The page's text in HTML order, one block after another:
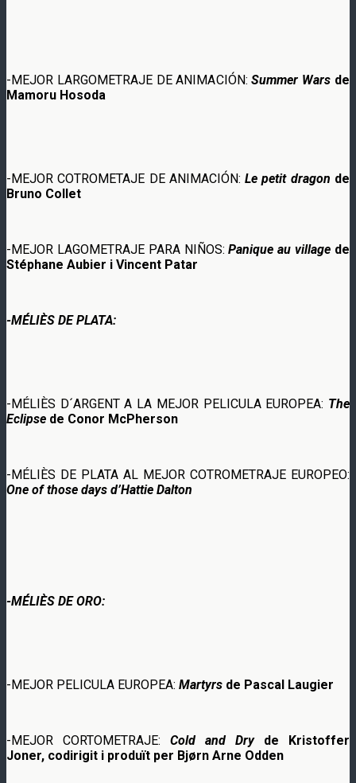
-MEJOR LARGOMETRAJE DE ANIMACIÓN:Summer Wars de
Mamoru Hosoda
-MEJOR COTROMETAJE DE ANIMACIÓN:Le petit dragon de
Bruno Collet
-MEJOR LAGOMETRAJE PARA NIÑOS:Panique au village de
Stéphane Aubier i Vincent Patar
-MÉLIÈS DE PLATA:
-MÉLIÈS D´ARGENT A LA MEJOR PELICULA EUROPEA: The
Eclipse de Conor McPherson
-MÉLIÈS DE PLATA AL MEJOR COTROMETRAJE EUROPEO:
One of those days d’Hattie Dalton
-MÉLIÈS DE ORO:
-MEJOR PELICULA EUROPEA: Martyrs de Pascal Laugier
-MEJOR CORTOMETRAJE: Cold and Dry de Kristoffer
Joner, codirigit i produït per Bjørn Arne Odden